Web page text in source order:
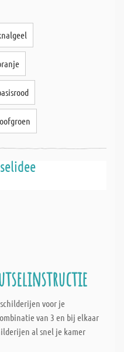
voor je
van 3 en bij elkaar
al snel je kamer